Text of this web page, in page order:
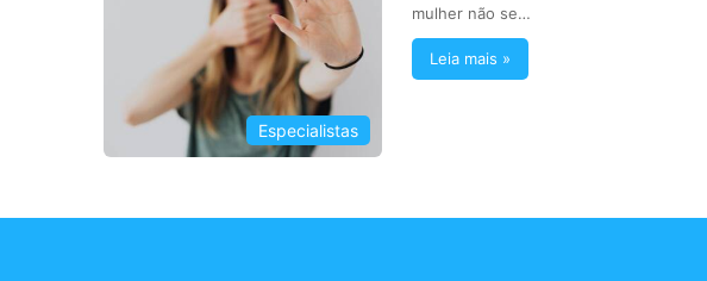
Especialistas
mulher não se…
Leia mais »